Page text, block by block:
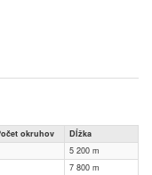
okruhov
Dĺžka
5 200 m
7 800 m